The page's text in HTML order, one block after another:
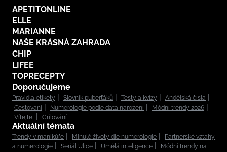
APETITONLINE
ELLE
MARIANNE
NAŠE KRÁSNÁ ZAHRADA
CHIP
LIFEE
TOPRECEPTY
Doporučujeme
Pravidla etikety Slovník puberťáků Testy a kvízy
Andělská čísla
Cestování
Numerologie podle data narození
Módní trendy 2026
Vítejte!
Grilování
Aktuální témata
Trendy v manikúře Minulé životy dle numerologie
Partnerské vztahy
a numerologie
Seriál Ulice Umělá inteligence
Módní trendy na